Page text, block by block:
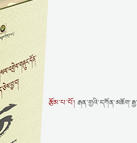
རྩོམ་པ་པོ།